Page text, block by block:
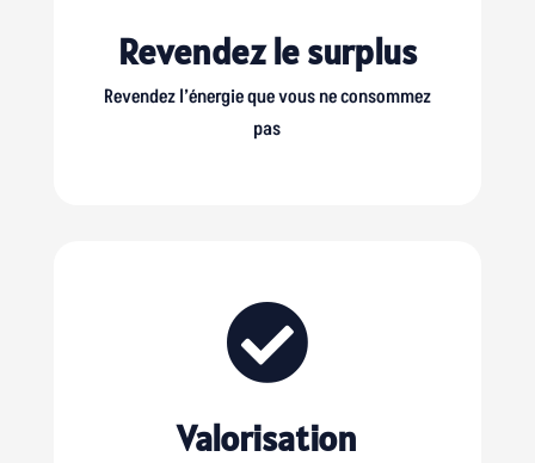
Revendez le surplus
Revendez l’énergie que vous ne consommez
pas

Valorisation